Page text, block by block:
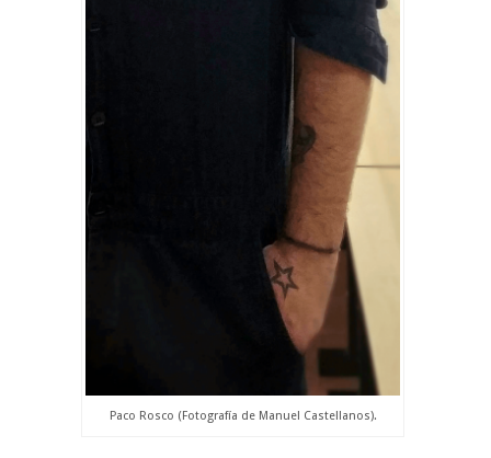
Paco Rosco (Fotografía de Manuel Castellanos).